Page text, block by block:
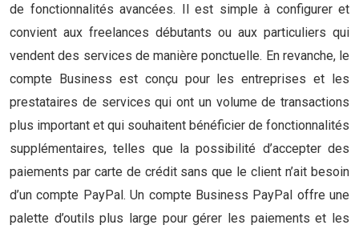
de fonctionnalités avancées. Il est simple à configurer et
convient aux freelances débutants ou aux particuliers qui
vendent des services de manière ponctuelle. En revanche, le
compte Business est conçu pour les entreprises et les
prestataires de services qui ont un volume de transactions
plus important et qui souhaitent bénéficier de fonctionnalités
supplémentaires, telles que la possibilité d’accepter des
paiements par carte de crédit sans que le client n’ait besoin
d’un compte PayPal. Un compte Business PayPal offre une
palette d’outils plus large pour gérer les paiements et les